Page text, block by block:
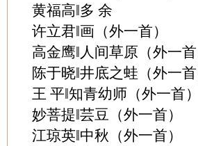
黄福高‖多 余
许立君‖画（外一首）
高金鹰‖人间草原（外一首
陈于晓‖井底之蛙（外一首
王 平‖知青幼师（外一首）
妙菩提‖芸豆（外一首）
江琼英‖中秋（外一首）